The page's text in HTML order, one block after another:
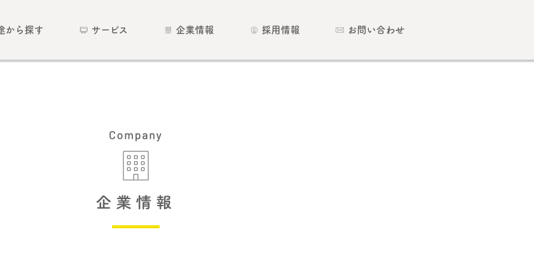
から探す サービス 企業情報 採用情報 お問い合わせ